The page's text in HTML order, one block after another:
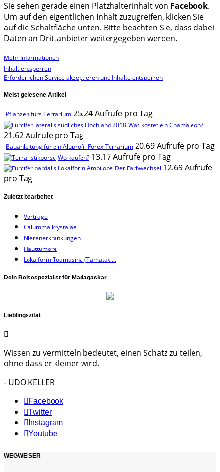
Sie sehen gerade einen Platzhalterinhalt von Facebook.
Um auf den eigentlichen Inhalt zuzugreifen, klicken Sie
auf die Schaltfläche unten. Bitte beachten Sie, dass dabei
Daten an Drittanbieter weitergegeben werden.
Mehr Informationen
Inhalt entsperren
Erforderlichen Service akzeptieren und Inhalte entsperren
Meist gelesene Artikel
Pflanzen fürs Terrarium 25.24 Aufrufe pro Tag
Was kostet ein Chamäleon?
21.62 Aufrufe pro Tag
Bauanleitung für ein Aluprofil-Forex-Terrarium 20.69 Aufrufe pro Tag
Wo kaufen? 13.17 Aufrufe pro Tag
Der Farbwechsel 12.69 Aufrufe
pro Tag
Zuletzt bearbeitet
Vorträge
Calumma krystalae
Nierenerkrankungen
Hauttumore
Lokalform Toamasina (Tamatav ...
Dein Reisespezialist für Madagaskar
Lieblingszitat
Wissen zu vermitteln bedeutet, einen Schatz zu teilen,
ohne dass er kleiner wird.
- UDO KELLER
Facebook
Twitter
Instagram
Youtube
WEGWEISER